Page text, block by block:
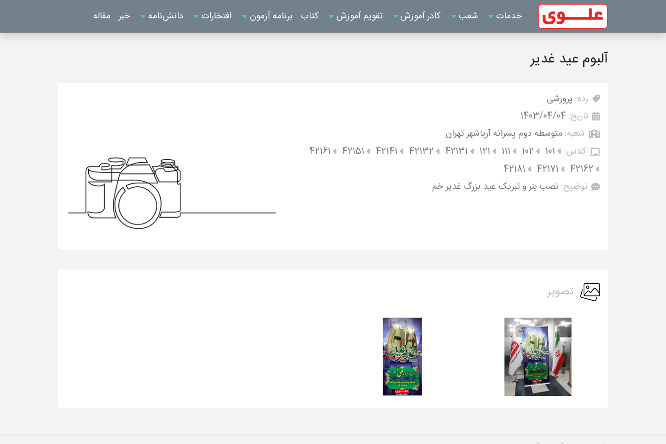
خدمات شعب کادر آموزش تقویم آموزش کتاب برنامه آزمون افتخارات دانش‌نامه خبر مقاله
آلبوم عید غدیر
رده: پرورشی
تاریخ: 1403/04/04
شعبه: متوسطه دوم پسرانه آریاشهر تهران
کلاس:
101
102
111
121
42131
42132
42141
42151
42161
42162
42171
42181
توضیح: نصب بنر و تبریک عید بزرگ غدیر خم
تصویر